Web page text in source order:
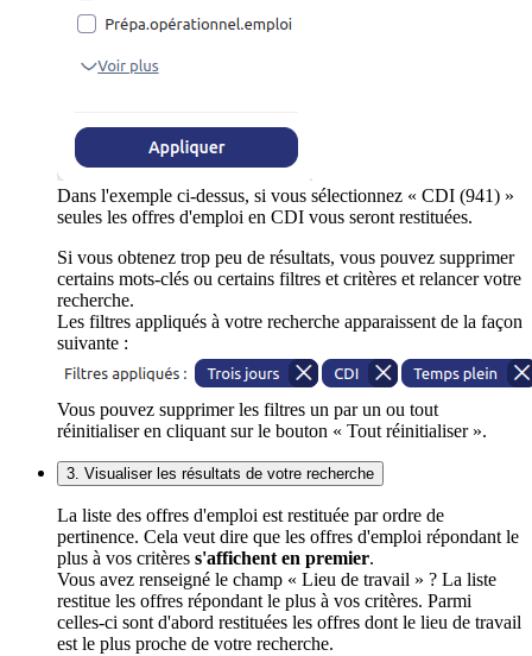
Dans l'exemple ci-dessus, si vous sélectionnez « CDI (941) »
seules les offres d'emploi en CDI vous seront restituées.
Si vous obtenez trop peu de résultats, vous pouvez supprimer
certains mots-clés ou certains filtres et critères et relancer votre
recherche.
Les filtres appliqués à votre recherche apparaissent de la façon
suivante :
Vous pouvez supprimer les filtres un par un ou tout
réinitialiser en cliquant sur le bouton « Tout réinitialiser ».
3. Visualiser les résultats de votre recherche
La liste des offres d'emploi est restituée par ordre de
pertinence. Cela veut dire que les offres d'emploi répondant le
plus à vos critères s'affichent en premier.
Vous avez renseigné le champ « Lieu de travail » ? La liste
restitue les offres répondant le plus à vos critères. Parmi
celles-ci sont d'abord restituées les offres dont le lieu de travail
est le plus proche de votre recherche.